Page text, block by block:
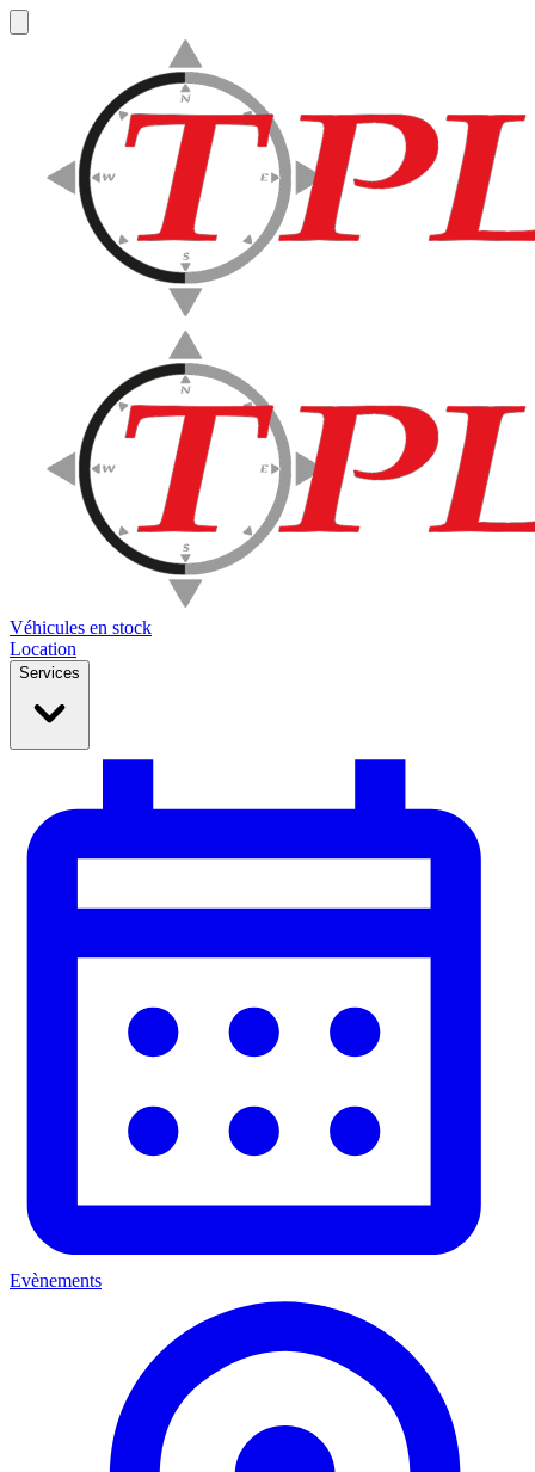
Véhicules en stock
Location
Services
Evènements